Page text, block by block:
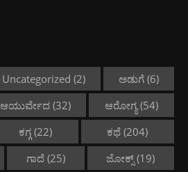
Uncategorized (2) ಅಡುಗೆ (6)
ಆಯುರ್ವೇದ(32) ಆರೋಗ್ಯ (54)
ಕಗ್ಗ(22) ಕಥೆ (204)
ಗಾದೆ(25) ಜೋಕ್ಸ್ (19)